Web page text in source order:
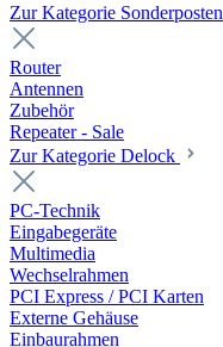
Zur Kategorie Sonderposten
Router
Antennen
Zubehör
Repeater - Sale
Zur Kategorie Delock
PC-Technik
Eingabegeräte
Multimedia
Wechselrahmen
PCI Express / PCI Karten
Externe Gehäuse
Einbaurahmen